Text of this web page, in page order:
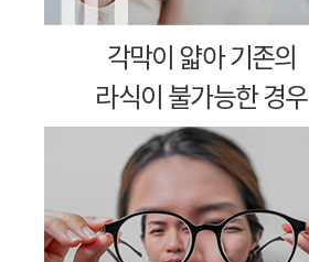
각막이 얇아 기존의
라식이 불가능한 경우